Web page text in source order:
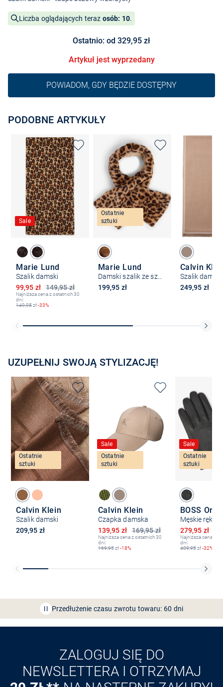
Liczba oglądających teraz osób: 10.
Ostatnio: od 329,95 zł
Artykuł jest wyprzedany
POWIADOM, GDY BĘDZIE DOSTĘPNY
PODOBNE ARTYKUŁY
Sale
Marie Lund
Szalik damski
149,95 zł
Obniżona cena
99,95 zł
Najniższa cena z ostatnich 30
dni:
149,95zł-33%
Ostatnie
sztuki
Marie Lund
Damski szalik ze sztucznego futra
199,95 zł
Calvin
Szalik damski
249,95 zł
UZUPEŁNIJ SWOJĄ STYLIZACJĘ!
Ostatnie
sztuki
Calvin Klein
Szalik damski
209,95 zł
Sale
Ostatnie
sztuki
Calvin Klein
Czapka damska
169,95 zł
Obniżona cena
139,95 zł
Najniższa cena z ostatnich 30
dni:
169,95zł-18%
Sale
Ostatnie
sztuki
BOSS
Obniżona
279,95 zł
Najniższa cena z
dni:
409,95zł-32%
Przedłużenie czasu zwrotu towaru: 60 dni
Odkryj aplikację VANGRAAF
ZALOGUJ SIĘ DO
NEWSLETTERA I OTRZYMAJ